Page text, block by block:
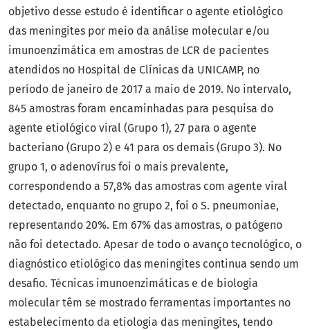
objetivo desse estudo é identificar o agente etiológico
das meningites por meio da análise molecular e/ou
imunoenzimática em amostras de LCR de pacientes
atendidos no Hospital de Clínicas da UNICAMP, no
período de janeiro de 2017 a maio de 2019. No intervalo,
845 amostras foram encaminhadas para pesquisa do
agente etiológico viral (Grupo 1), 27 para o agente
bacteriano (Grupo 2) e 41 para os demais (Grupo 3). No
grupo 1, o adenovírus foi o mais prevalente,
correspondendo a 57,8% das amostras com agente viral
detectado, enquanto no grupo 2, foi o S. pneumoniae,
representando 20%. Em 67% das amostras, o patógeno
não foi detectado. Apesar de todo o avanço tecnológico, o
diagnóstico etiológico das meningites continua sendo um
desafio. Técnicas imunoenzimáticas e de biologia
molecular têm se mostrado ferramentas importantes no
estabelecimento da etiologia das meningites, tendo